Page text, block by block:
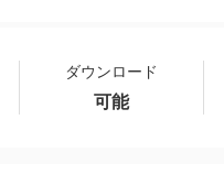
ダウンロード
可能